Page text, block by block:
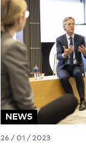
NEWS
26 / 01 / 2023